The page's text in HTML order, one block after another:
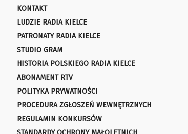
KONTAKT
LUDZIE RADIA KIELCE
PATRONATY RADIA KIELCE
STUDIO GRAM
HISTORIA POLSKIEGO RADIA KIELCE
ABONAMENT RTV
POLITYKA PRYWATNOŚCI
PROCEDURA ZGŁOSZEŃ WEWNĘTRZNYCH
REGULAMIN KONKURSÓW